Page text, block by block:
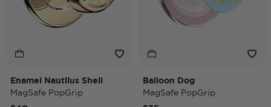
Enamel Nautilus Shell
MagSafe PopGrip
Balloon Dog
MagSafe PopGrip